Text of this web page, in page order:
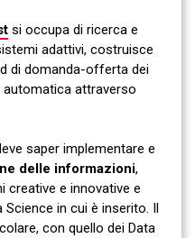
si occupa di ricerca e
adattivi, costruisce
di domanda-offerta dei
automatica attraverso
saper implementare e
delle informazioni,
creative e innovative e
in cui è inserito. Il
con quello dei Data